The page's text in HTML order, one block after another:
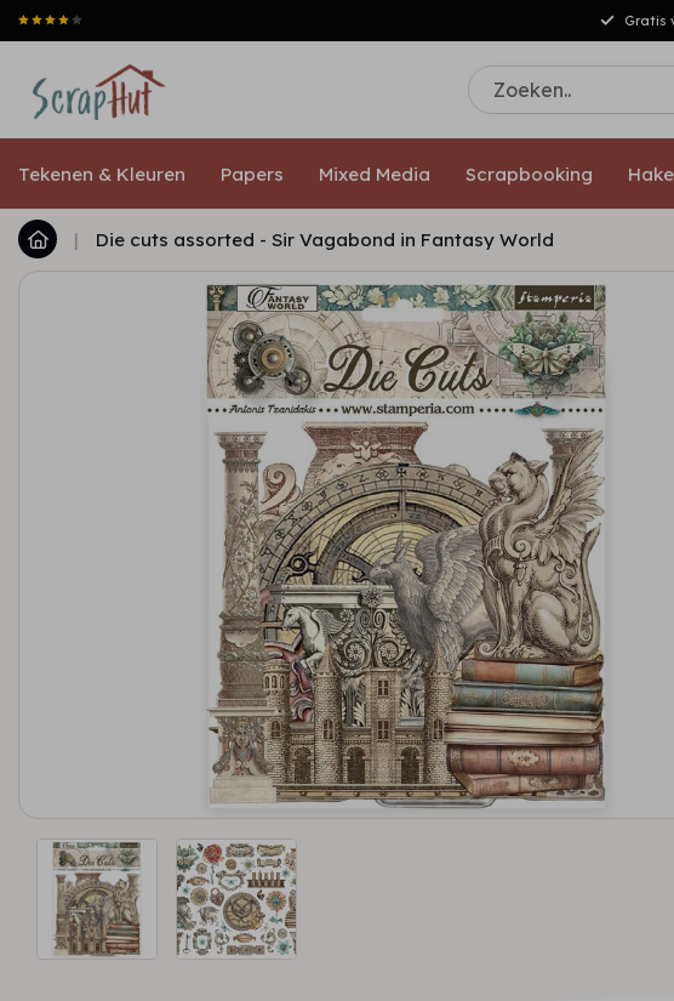
Gratis
Tekenen & Kleuren Papers Mixed Media Scrapbooking
| Die cuts assorted - Sir Vagabond in Fantasy World